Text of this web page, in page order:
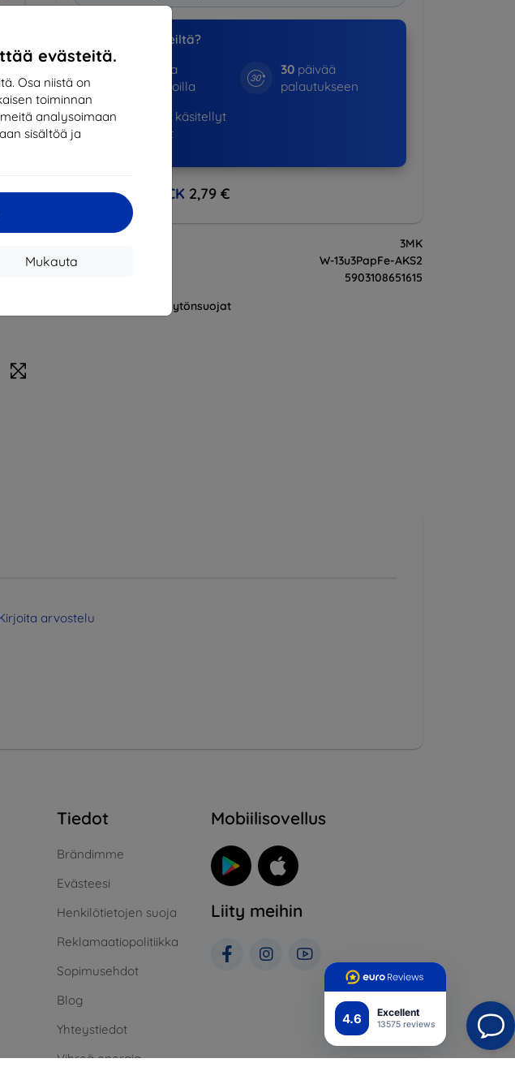
4.6 Excellent
13575 reviews
evästeitä.
Osa niistä on
toiminnan
analysoimaan
sisältöä ja
Mukauta
Miksi ostaa meiltä?
vuotta
markkinoilla
30päivää
palautukseen
käsitellyt
tilaukset
CASHBACK 2,79 €
3MK
Tuotenumero
W-13u3PapFe-AKS2
5903108651615
Näytönsuojat
arvostelu
Tiedot
Brändimme
Evästeesi
Henkilötietojen suoja
Reklamaatiopolitiikka
Sopimusehdot
Blog
Yhteystiedot
Vihreä energia
Mobiilisovellus
Liity meihin